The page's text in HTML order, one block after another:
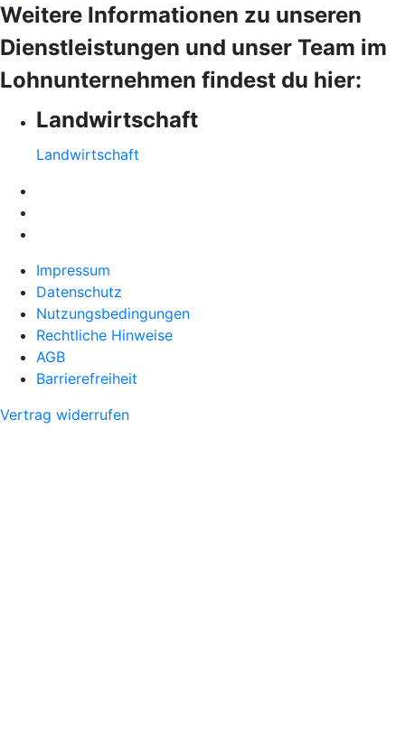
Weitere Informationen zu unseren
Dienstleistungen und unser Team im
Lohnunternehmen findest du hier:
Landwirtschaft
Landwirtschaft
Impressum
Datenschutz
Nutzungsbedingungen
Rechtliche Hinweise
AGB
Barrierefreiheit
Vertrag widerrufen